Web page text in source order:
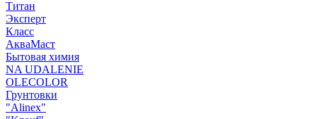
Титан
Эксперт
Класс
АкваМаст
Бытовая химия
NA UDALENIE
OLECOLOR
Грунтовки
"Alinex"